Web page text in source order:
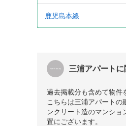
鹿児島本線
三浦アパートに
過去掲載分も含めて物件
こちらは三浦アパート
ンクリート造のマンシ
置にございます。